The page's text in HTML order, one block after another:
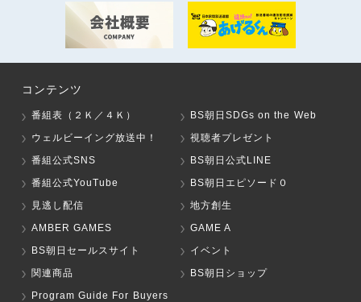
コンテンツ
番組表（２Ｋ／４Ｋ）
BS朝日SDGs on the Web
ウェルビーイング放送中！
視聴者プレゼント
番組公式SNS
BS朝日公式LINE
番組公式YouTube
BS朝日エピソード０
見逃し配信
地方創生
AMBER GAMES
GAME A
BS朝日セールスサイト
イベント
関連商品
BS朝日ショップ
Program Guide For Buyers